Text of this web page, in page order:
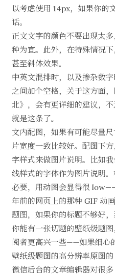
以考虑使用 14px，如果你的
话。
正文文字的颜色不要出现太
种为宜。此外，在特殊情况下
甚至斜体效果。
中英文混排时，以及掺杂数
之间加个空格，关于这方面
北》，会有更详细的建议，
就是这条了。
文内配图，如果有可能尽量
片宽度一致比较好。配图下
字样式来做图片说明。比如
线样式的字体作为图片说明
必要，用动图会显得很
年前的网页上的那种 GIF 动画
题图，如果你的标题不够好
你能有一张切题的壁纸级题
阅者更高兴一些——如果细心
壁纸级题图的高分辨率原图的
微信后台的文章编辑器对很